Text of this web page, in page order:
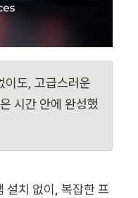
이도, 고급스러운
시간 안에 완성했
설치 없이, 복잡한 프